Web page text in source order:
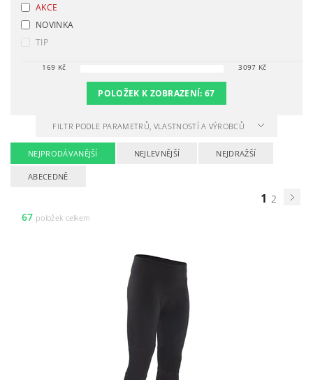
AKCE
NOVINKA
TIP
169 Kč 3097 Kč
POLOŽEK K ZOBRAZENÍ:67
FILTR PODLE PARAMETRŮ, VLASTNOSTÍ A VÝROBCŮ
NEJPRODÁVANĚJŠÍ NEJLEVNĚJŠÍ NEJDRAŽŠÍ
ABECEDNĚ
1 2
67 položek celkem